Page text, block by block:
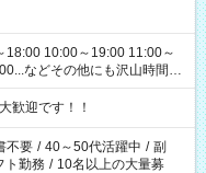
10:00～19:00 11:00～
さい！
歓迎です！！
不要 / 40～50代活躍中 / 副
ト勤務 / 10名以上の大量募